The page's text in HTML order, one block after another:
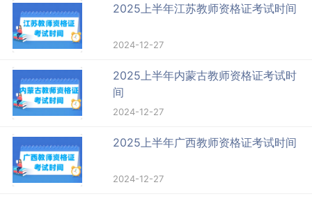
2025上半年江苏教师资格证考试时间
2024-12-27
2025上半年内蒙古教师资格证考试时
间
2024-12-27
2025上半年广西教师资格证考试时间
2024-12-27